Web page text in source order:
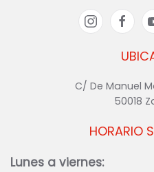
C/ De Manuel
50018
HORARIO
Lunes a viernes: